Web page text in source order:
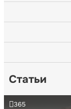
Статьи
365